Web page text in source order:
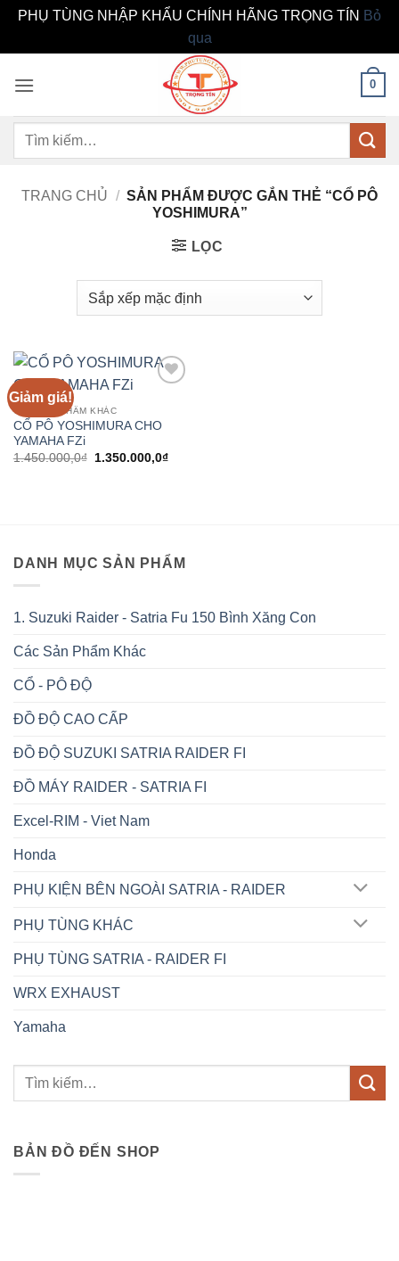
PHỤ TÙNG NHẬP KHẨU CHÍNH HÃNG TRỌNG TÍN Bỏ
qua
qua
0
Tìm
TRANG CHỦ / SẢN PHẨM ĐƯỢC GẮN THẺ “CỔ PÔ
YOSHIMURA”
LỌC
Giảm giá!
CÁC SẢN PHẨM KHÁC
CỔ PÔ YOSHIMURA CHO
YAMAHA FZi
1.450.000,0₫
Giá
1.350.000,0₫Giá
DANH MỤC SẢN PHẨM
1. Suzuki Raider - Satria Fu 150 Bình Xăng Con
Các Sản Phẩm Khác
CỔ - PÔ ĐỘ
ĐỒ ĐỘ CAO CẤP
ĐỒ ĐỘ SUZUKI SATRIA RAIDER FI
ĐỒ MÁY RAIDER - SATRIA FI
Excel-RIM - Viet Nam
Honda
PHỤ KIỆN BÊN NGOÀI SATRIA - RAIDER
PHỤ TÙNG KHÁC
PHỤ TÙNG SATRIA - RAIDER FI
WRX EXHAUST
Yamaha
BẢN ĐỒ ĐẾN SHOP